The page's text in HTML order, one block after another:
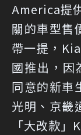
America提
關的車型售
帶一提，
國推出，因
同意的新車
光明、京畿
「大改款」